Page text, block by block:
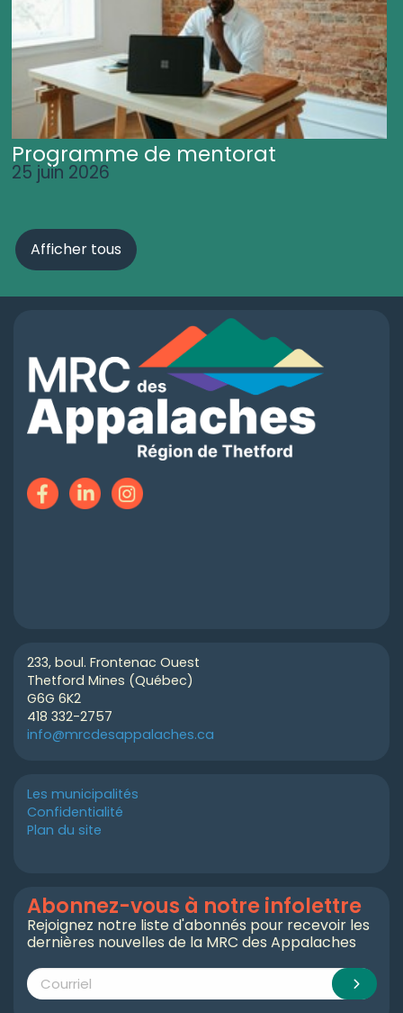
Programme de mentorat
25 juin 2026
Afficher tous
233, boul. Frontenac Ouest
Thetford Mines (Québec)
G6G 6K2
418 332-2757
info@mrcdesappalaches.ca
Les municipalités
Confidentialité
Plan du site
Abonnez-vous à notre infolettre
Rejoignez notre liste d'abonnés pour recevoir les
dernières nouvelles de la MRC des Appalaches